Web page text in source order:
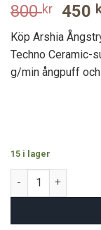
800kr
price
was:
800
450
Köp Arshia
Techno Ceramic-
g/min ångpuff
15 i lager
Arshia